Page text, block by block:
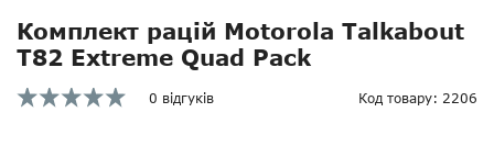
Комплект рацій Motorola Talkabout
T82 Extreme Quad Pack
0 відгуків Код товару: 2206